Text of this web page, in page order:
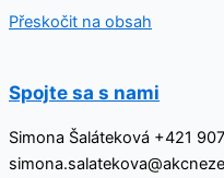
Přeskočit na obsah
Spojte sa s nami
Simona Šaláteková +421